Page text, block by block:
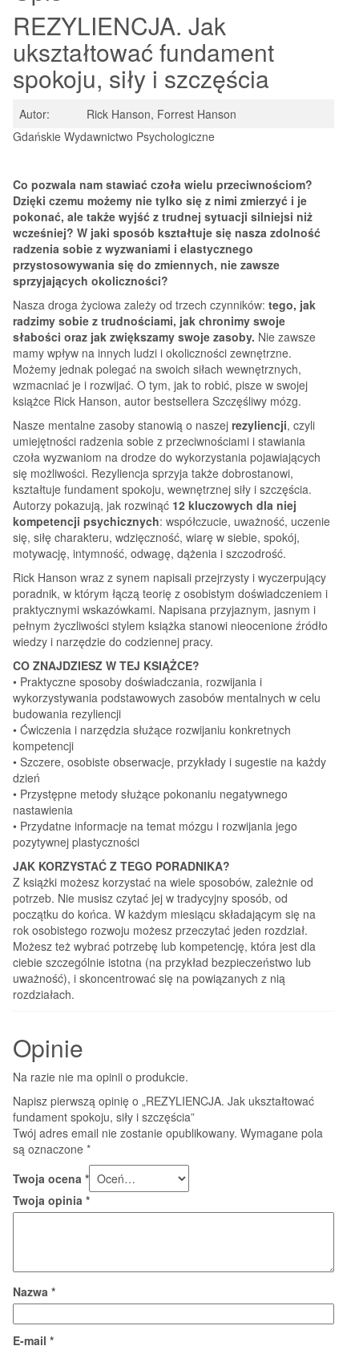
REZYLIENCJA. Jak
ukształtować fundament
spokoju, siły i szczęścia
Autor:
Rick Hanson, Forrest Hanson
Gdańskie Wydawnictwo Psychologiczne
Co pozwala nam stawiać czoła wielu przeciwnościom?
Dzięki czemu możemy nie tylko się z nimi zmierzyć i je
pokonać, ale także wyjść z trudnej sytuacji silniejsi niż
wcześniej? W jaki sposób kształtuje się nasza zdolność
radzenia sobie z wyzwaniami i elastycznego
przystosowywania się do zmiennych, nie zawsze
sprzyjających okoliczności?
Nasza droga życiowa zależy od trzech czynników: tego, jak
radzimy sobie z trudnościami, jak chronimy swoje
słabości oraz jak zwiększamy swoje zasoby. Nie zawsze
mamy wpływ na innych ludzi i okoliczności zewnętrzne.
Możemy jednak polegać na swoich siłach wewnętrznych,
wzmacniać je i rozwijać. O tym, jak to robić, pisze w swojej
książce Rick Hanson, autor bestsellera Szczęśliwy mózg.
Nasze mentalne zasoby stanowią o naszej rezyliencji, czyli
umiejętności radzenia sobie z przeciwnościami i stawiania
czoła wyzwaniom na drodze do wykorzystania pojawiających
się możliwości. Rezyliencja sprzyja także dobrostanowi,
kształtuje fundament spokoju, wewnętrznej siły i szczęścia.
Autorzy pokazują, jak rozwinąć 12 kluczowych dla niej
kompetencji psychicznych: współczucie, uważność, uczenie
się, siłę charakteru, wdzięczność, wiarę w siebie, spokój,
motywację, intymność, odwagę, dążenia i szczodrość.
Rick Hanson wraz z synem napisali przejrzysty i wyczerpujący
poradnik, w którym łączą teorię z osobistym doświadczeniem i
praktycznymi wskazówkami. Napisana przyjaznym, jasnym i
pełnym życzliwości stylem książka stanowi nieocenione źródło
wiedzy i narzędzie do codziennej pracy.
CO ZNAJDZIESZ W TEJ KSIĄŻCE?
• Praktyczne sposoby doświadczania, rozwijania i
wykorzystywania podstawowych zasobów mentalnych w celu
budowania rezyliencji
• Ćwiczenia i narzędzia służące rozwijaniu konkretnych
kompetencji
• Szczere, osobiste obserwacje, przykłady i sugestie na każdy
dzień
• Przystępne metody służące pokonaniu negatywnego
nastawienia
• Przydatne informacje na temat mózgu i rozwijania jego
pozytywnej plastyczności
JAK KORZYSTAĆ Z TEGO PORADNIKA?
Z książki możesz korzystać na wiele sposobów, zależnie od
potrzeb. Nie musisz czytać jej w tradycyjny sposób, od
początku do końca. W każdym miesiącu składającym się na
rok osobistego rozwoju możesz przeczytać jeden rozdział.
Możesz też wybrać potrzebę lub kompetencję, która jest dla
ciebie szczególnie istotna (na przykład bezpieczeństwo lub
uważność), i skoncentrować się na powiązanych z nią
rozdziałach.
Opinie
Na razie nie ma opinii o produkcie.
Napisz pierwszą opinię o „REZYLIENCJA. Jak ukształtować
fundament spokoju, siły i szczęścia”
Twój adres email nie zostanie opublikowany. Wymagane pola
są oznaczone *
Twoja ocena *
Twoja opinia *
Nazwa *
E-mail *